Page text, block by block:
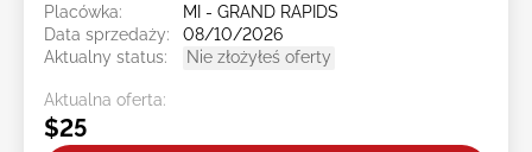
Placówka:
MI - GRAND RAPIDS
Data sprzedaży:
08/10/2026
Aktualny status:
Nie złożyłeś oferty
Aktualna oferta:
$25